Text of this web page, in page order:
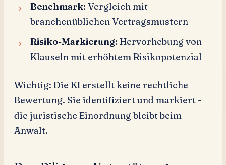
Benchmark: Vergleich mit
branchenüblichen Vertragsmustern
Risiko-Markierung: Hervorhebung von
Klauseln mit erhöhtem Risikopotenzial
Wichtig: Die KI erstellt keine rechtliche
Bewertung. Sie identifiziert und markiert -
die juristische Einordnung bleibt beim
Anwalt.